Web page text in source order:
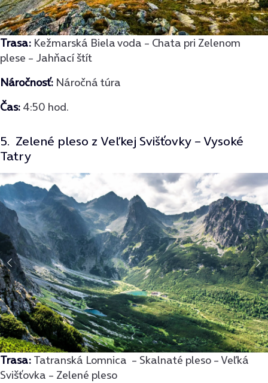
Trasa: Kežmarská Biela voda – Chata pri Zelenom
plese – Jahňací štít
Náročnosť: Náročná túra
Čas: 4:50 hod.
5. Zelené pleso z Veľkej Svišťovky – Vysoké
Tatry
Trasa: Tatranská Lomnica – Skalnaté pleso – Veľká
Svišťovka – Zelené pleso